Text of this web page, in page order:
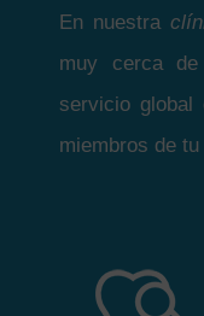
En nuestra
muy cerca
servicio global
miembros de tu